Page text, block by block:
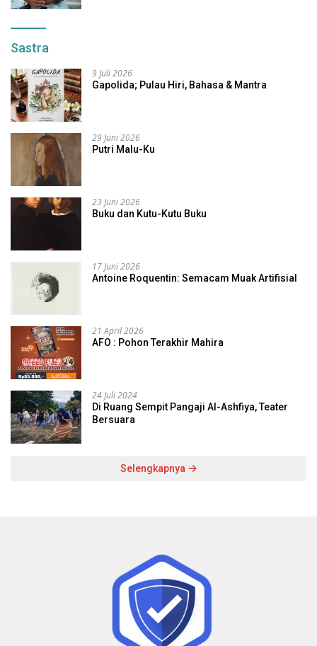
Sastra
9 Juli 2026
Gapolida; Pulau Hiri, Bahasa & Mantra
29 Juni 2026
Putri Malu-Ku
23 Juni 2026
Buku dan Kutu-Kutu Buku
17 Juni 2026
Antoine Roquentin: Semacam Muak Artifisial
21 April 2026
AFO : Pohon Terakhir Mahira
24 Juli 2024
Di Ruang Sempit Pangaji Al-Ashfiya, Teater
Bersuara
Selengkapnya